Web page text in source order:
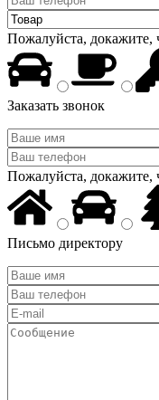
Пожалуйста, докажите,
Заказать звонок
Пожалуйста, докажите,
Письмо директору